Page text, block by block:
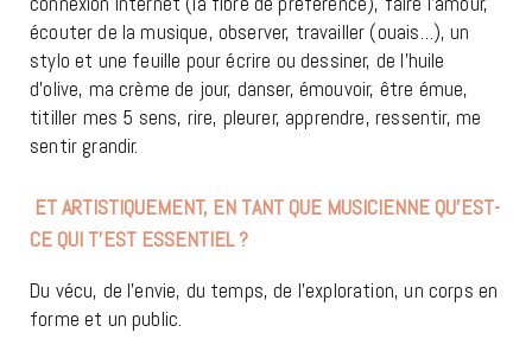
écouter de la musique, observer, travailler (ouais…), un
stylo et une feuille pour écrire ou dessiner, de l’huile
d’olive, ma crème de jour, danser, émouvoir, être émue,
titiller mes 5 sens, rire, pleurer, apprendre, ressentir, me
sentir grandir.
ET ARTISTIQUEMENT, EN TANT QUE MUSICIENNE QU’EST-
CE QUI T’EST ESSENTIEL ?
Du vécu, de l’envie, du temps, de l’exploration, un corps en
forme et un public.